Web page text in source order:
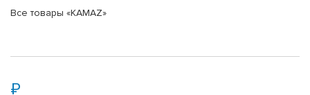
Все товары «KAMAZ»